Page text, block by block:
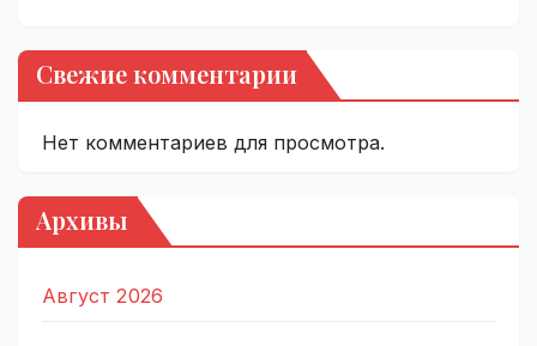
Свежие комментарии
Нет комментариев для просмотра.
Архивы
Август 2026